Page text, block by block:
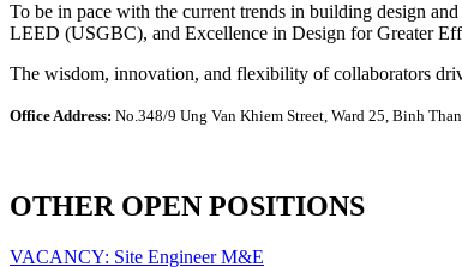
To be in pace with the current trends in building design
LEED (USGBC), and Excellence in Design for Greater
The wisdom, innovation, and flexibility of collaborators
Office Address: No.348/9 Ung Van Khiem Street, Ward 25, Binh
OTHER OPEN POSITIONS
VACANCY: Site Engineer M&E